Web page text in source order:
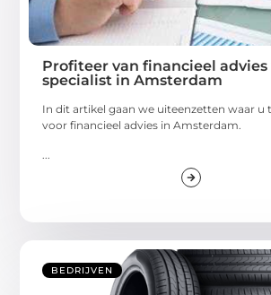
Profiteer van financieel advies
specialist in Amsterdam
In dit artikel gaan we uiteenzetten waar u
voor financieel advies in Amsterdam.
BEDRIJVEN